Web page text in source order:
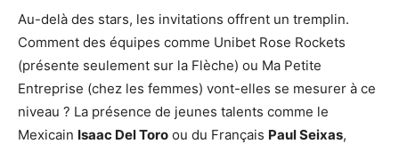
Au-delà des stars, les invitations offrent un tremplin.
Comment des équipes comme Unibet Rose Rockets
(présente seulement sur la Flèche) ou Ma Petite
Entreprise (chez les femmes) vont-elles se mesurer à ce
niveau ? La présence de jeunes talents comme le
Mexicain Isaac Del Toro ou du Français Paul Seixas,